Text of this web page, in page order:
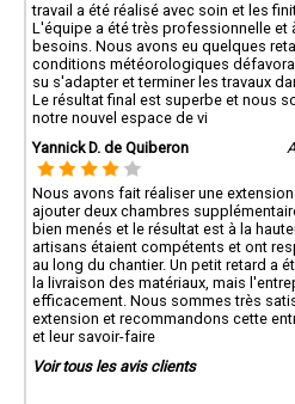
travail a été réalisé avec soin et les
L'équipe a été très professionnelle et
besoins. Nous avons eu quelques
conditions météorologiques
su s'adapter et terminer les travaux
Le résultat final est superbe et nous
notre nouvel espace de vi
Yannick D. de Quiberon
Nous avons fait réaliser une
ajouter deux chambres
bien menés et le résultat est à la
artisans étaient compétents et ont
au long du chantier. Un petit retard a
la livraison des matériaux, mais
efficacement. Nous sommes très
extension et recommandons cette
et leur savoir-faire
Voir tous les avis clients